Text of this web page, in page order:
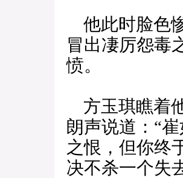
他此时脸色
冒出凄厉怨毒
愤。
方玉琪瞧着
朗声说道：“
之恨，但你终
决不杀一个失